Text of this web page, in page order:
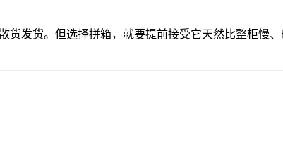
发货。但选择拼箱，就要提前接受它天然比整柜慢